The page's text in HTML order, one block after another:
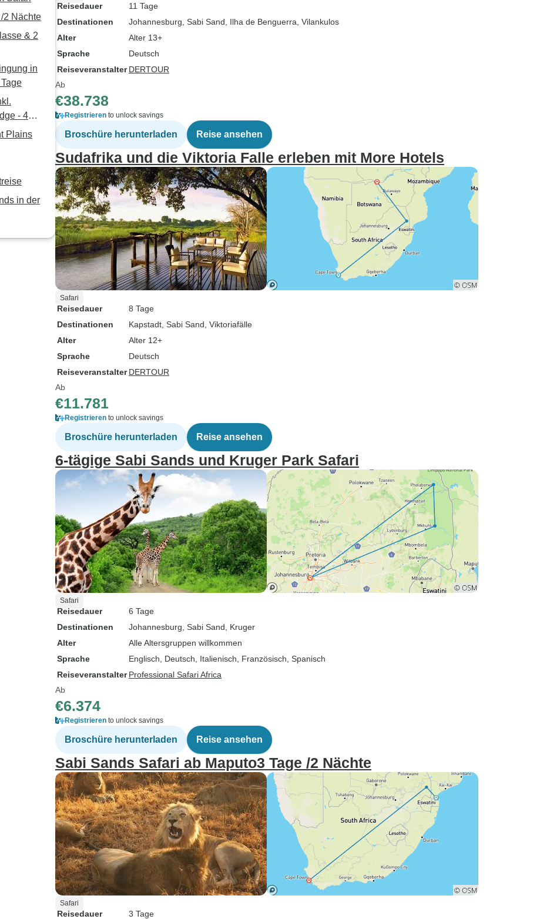
2 Nächte
& 2
in
- 4
Plains
in der
Reisedauer
11 Tage
Destinationen
Johannesburg , Sabi Sand , Ilha de Benguerra , Vilankulos
Alter
Alter 13+
Sprache
Deutsch
Reiseveranstalter DERTOUR
Ab
€38.738
Registrieren to unlock savings
Broschüre herunterladen Reise ansehen
Sudafrika und die Viktoria Falle erleben mit More Hotels
Safari
Reisedauer
8 Tage
Destinationen
Kapstadt , Sabi Sand , Viktoriafälle
Alter
Alter 12+
Sprache
Deutsch
Reiseveranstalter DERTOUR
Ab
€11.781
Registrieren to unlock savings
Broschüre herunterladen Reise ansehen
6-tägige Sabi Sands und Kruger Park Safari
Safari
Reisedauer
6 Tage
Destinationen
Johannesburg , Sabi Sand , Kruger
Alter
Alle Altersgruppen willkommen
Sprache
Englisch, Deutsch, Italienisch, Französisch, Spanisch
Reiseveranstalter Professional Safari Africa
Ab
€6.374
Registrieren to unlock savings
Broschüre herunterladen Reise ansehen
Sabi Sands Safari ab Maputo3 Tage /2 Nächte
Safari
Reisedauer
3 Tage